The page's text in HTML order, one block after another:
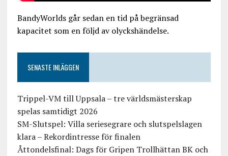
BandyWorlds går sedan en tid på begränsad
kapacitet som en följd av olyckshändelse.
SENASTE INLÄGGEN
Trippel-VM till Uppsala – tre världsmästerskap
spelas samtidigt 2026
SM-Slutspel: Villa seriesegrare och slutspelslagen
klara – Rekordintresse för finalen
Åttondelsfinal: Dags för Gripen Trollhättan BK och